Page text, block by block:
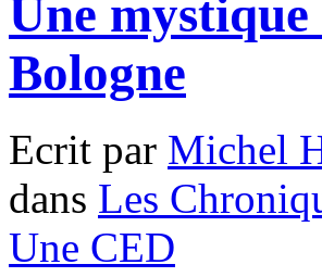
Une
Bologne
Ecrit par Michel
dans Les
Une CED